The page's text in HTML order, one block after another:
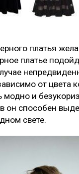
платья
платье
от цвета
и
он способен
свете.